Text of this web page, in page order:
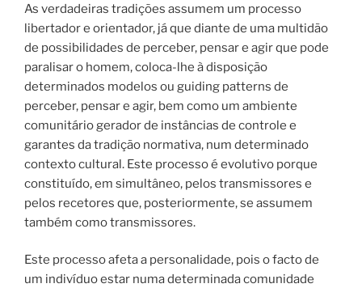
As verdadeiras tradições assumem um processo
libertador e orientador, já que diante de uma multidão
de possibilidades de perceber, pensar e agir que pode
paralisar o homem, coloca-lhe à disposição
determinados modelos ou guiding patterns de
perceber, pensar e agir, bem como um ambiente
comunitário gerador de instâncias de controle e
garantes da tradição normativa, num determinado
contexto cultural. Este processo é evolutivo porque
constituído, em simultâneo, pelos transmissores e
pelos recetores que, posteriormente, se assumem
também como transmissores.
Este processo afeta a personalidade, pois o facto de
um indivíduo estar numa determinada comunidade